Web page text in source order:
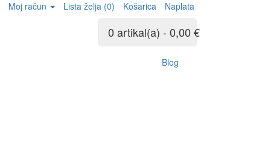
Moj račun Lista želja (0) Košarica Naplata
0 artikal(a) - 0,00 €
Blog